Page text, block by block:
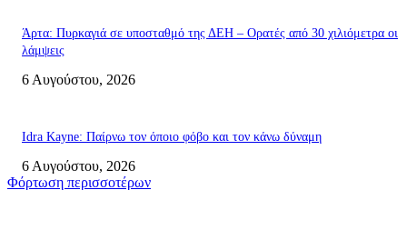
Άρτα: Πυρκαγιά σε υποσταθμό της ΔΕΗ – Ορατές από 30 χιλιόμετρα οι
λάμψεις
6 Αυγούστου, 2026
Idra Kayne: Παίρνω τον όποιο φόβο και τον κάνω δύναμη
6 Αυγούστου, 2026
Φόρτωση περισσοτέρων